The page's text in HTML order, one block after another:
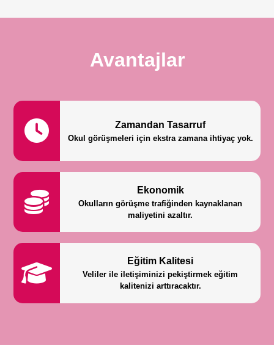
Avantajlar
Zamandan Tasarruf
Okul görüşmeleri için ekstra zamana ihtiyaç yok.
Ekonomik
Okulların görüşme trafiğinden kaynaklanan
maliyetini azaltır.
Eğitim Kalitesi
Veliler ile iletişiminizi pekiştirmek eğitim
kalitenizi arttıracaktır.